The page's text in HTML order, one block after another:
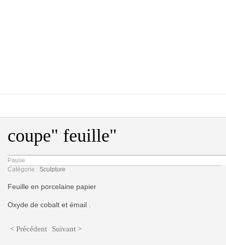
coupe" feuille"
Pause
Catégorie : Sculpture
Feuille en porcelaine papier
Oxyde de cobalt et émail .
< Précédent Suivant >